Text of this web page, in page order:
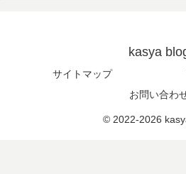
kasya
サイトマップ
お問い合わ
© 2022-2026